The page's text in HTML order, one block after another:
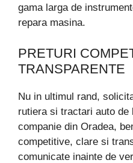
gama larga de
repara masina.
PRETURI
TRANSPARENTE
Nu in ultimul rand,
rutiera si tractari auto de
companie din Oradea,
competitive, clare si
comunicate inainte de